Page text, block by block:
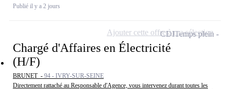
Publié il y a 2 jours
Chargé d'Affaires en Électricité
(H/F)
BRUNET - 94 - IVRY-SUR-SEINE
Directement rattaché au Responsable d'Agence, vous intervenez durant toutes les
CDITemps plein
Ajouter cette offre à ma sélection